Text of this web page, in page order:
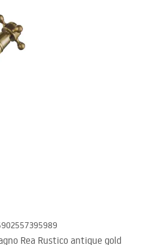
Rea Rustico antique gold